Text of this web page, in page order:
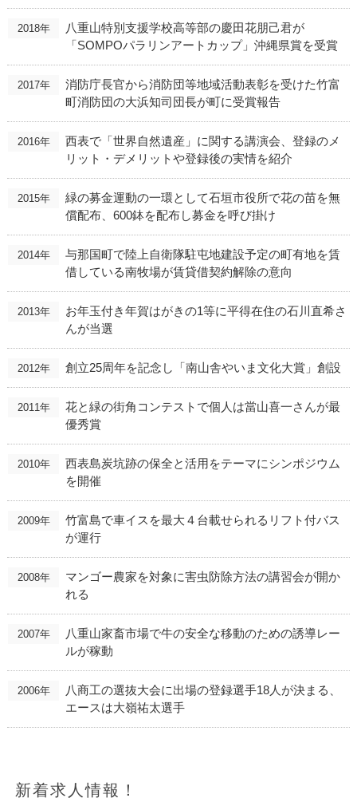
2018年
八重山特別支援学校高等部の慶田花朋己君が
「SOMPOパラリンアートカップ」沖縄県賞を受賞
2017年
消防庁長官から消防団等地域活動表彰を受けた竹富
町消防団の大浜知司団長が町に受賞報告
2016年
西表で「世界自然遺産」に関する講演会、登録のメ
リット・デメリットや登録後の実情を紹介
2015年
緑の募金運動の一環として石垣市役所で花の苗を無
償配布、600鉢を配布し募金を呼び掛け
2014年
与那国町で陸上自衛隊駐屯地建設予定の町有地を賃
借している南牧場が賃貸借契約解除の意向
2013年
お年玉付き年賀はがきの1等に平得在住の石川直希さ
んが当選
2012年 創立25周年を記念し「南山舎やいま文化大賞」創設
2011年
花と緑の街角コンテストで個人は當山喜一さんが最
優秀賞
2010年
西表島炭坑跡の保全と活用をテーマにシンポジウム
を開催
2009年
竹富島で車イスを最大４台載せられるリフト付バス
が運行
2008年
マンゴー農家を対象に害虫防除方法の講習会が開か
れる
2007年
八重山家畜市場で牛の安全な移動のための誘導レー
ルが稼動
2006年
八商工の選抜大会に出場の登録選手18人が決まる、
エースは大嶺祐太選手
新着求人情報！